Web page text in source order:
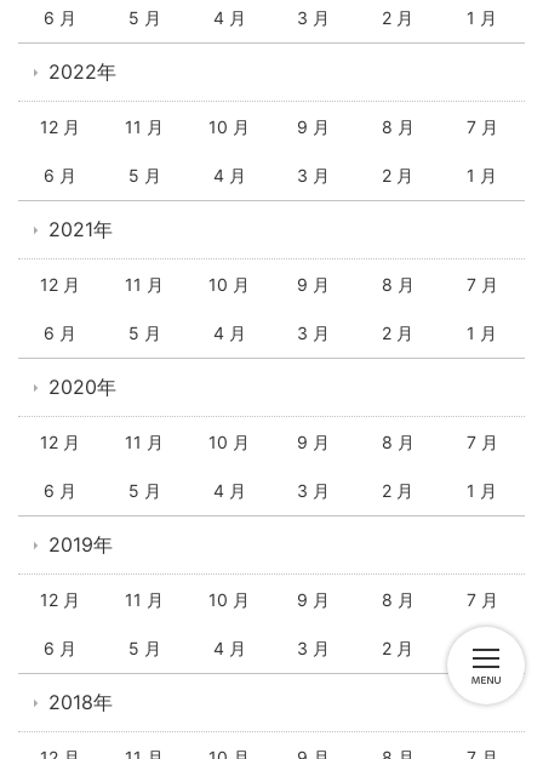
6 月 5 月 4 月 3 月 2 月 1 月
2022年
12 月 11 月 10 月 9 月 8 月 7 月
6 月 5 月 4 月 3 月 2 月 1 月
2021年
12 月 11 月 10 月 9 月 8 月 7 月
6 月 5 月 4 月 3 月 2 月 1 月
2020年
12 月 11 月 10 月 9 月 8 月 7 月
6 月 5 月 4 月 3 月 2 月 1 月
2019年
12 月 11 月 10 月 9 月 8 月 7 月
6 月 5 月 4 月 3 月 2 月 1 月
2018年